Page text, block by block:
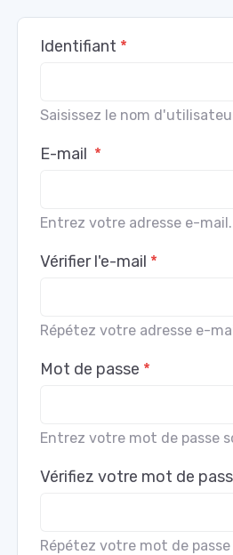
Identifiant *
Saisissez le nom
E-mail *
Entrez votre adresse e-mail.
Vérifier l'e-mail *
Répétez votre adresse e-
Mot de passe *
Entrez votre mot de passe
Vérifiez votre mot de
Répétez votre mot de passe